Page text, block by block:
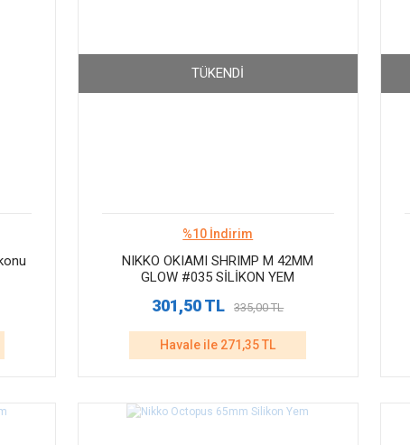
TÜKENDI
%10 İndirim
NIKKO OKIAMI SHRIMP M 42MM
GLOW #035 SİLİKON YEM
301,50 TL 335,00 TL
Havale ile 271,35 TL